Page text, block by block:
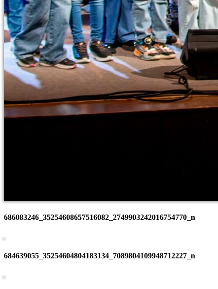
686083246_35254608657516082_2749903242016754770_n
684639055_35254604804183134_7089804109948712227_n